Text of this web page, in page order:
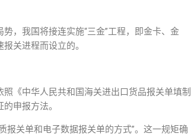
，我国将接连实施“三金”工程，即金卡、金
关进程而设立的。
《中华人民共和国海关进出口货品报关单填制
申报方法。
报关单和电子数据报关单的方式”。这一规矩确